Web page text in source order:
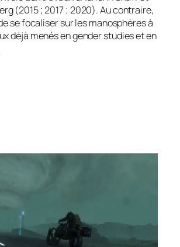
(2015 ; 2017 ; 2020). Au contraire,
se focaliser sur les manosphères à
déjà menés en gender studies et en